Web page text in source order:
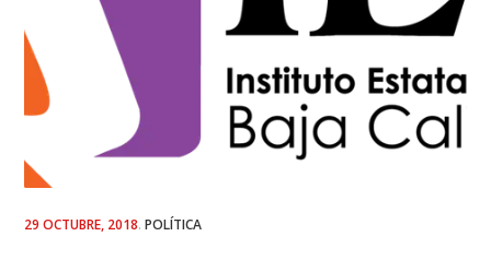
POSTED
29 OCTUBRE, 2018 POLÍTICA